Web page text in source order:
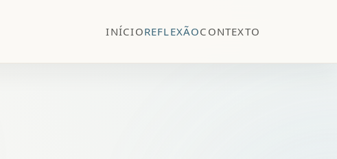
INÍCIOREFLEXÃOCONTEXTO